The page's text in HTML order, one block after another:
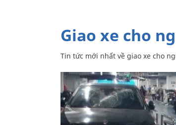
giao xe cho
Tin tức mới nhất về giao xe cho